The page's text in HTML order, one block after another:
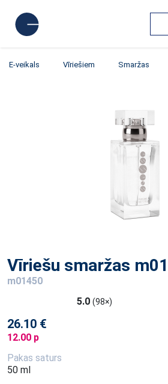
E-veikals Vīriešiem Smaržas
Vīriešu smaržas
m01450
5.0 (98×)
26.10 €
12.00 p
Pakas saturs
50 ml